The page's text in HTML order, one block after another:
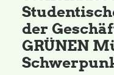
Ratsanträge
Fraktionsgeschäftsstelle
der
GRÜNEN